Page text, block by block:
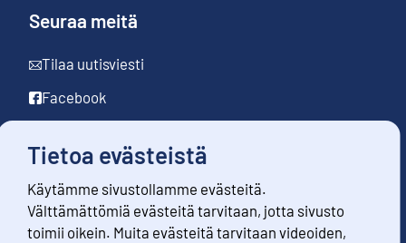
Tietoa evästeistä
Käytämme sivustollamme evästeitä.
Välttämättömiä evästeitä tarvitaan, jotta sivusto
toimii oikein. Muita evästeitä tarvitaan videoiden,
Seuraa meitä
Tilaa uutisviesti
Facebook
YouTube
Instagram